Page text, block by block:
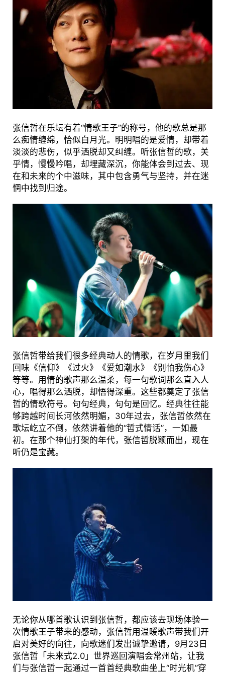
张信哲在乐坛有着“情歌王子”的称号，他的歌总是那
么痴情缠绵，恰似白月光。明明唱的是爱情，却带着
淡淡的悲伤，似乎洒脱却又纠缠。听张信哲的歌，关
乎情，慢慢吟唱，却埋藏深沉，你能体会到过去、现
在和未来的个中滋味，其中包含勇气与坚持，并在迷
惘中找到归途。
张信哲带给我们很多经典动人的情歌，在岁月里我们
回味《信仰》《过火》《爱如潮水》《别怕我伤心》
等等。用情的歌声那么温柔，每一句歌词那么直入人
心，唱得那么洒脱，却悟得深重。这些都奠定了张信
哲的情歌符号。句句经典，句句是回忆。经典往往能
够跨越时间长河依然明媚，30年过去，张信哲依然在
歌坛屹立不倒，依然讲着他的“哲式情话”，一如最
初。在那个神仙打架的年代，张信哲脱颖而出，现在
听仍是宝藏。
无论你从哪首歌认识到张信哲，都应该去现场体验一
次情歌王子带来的感动，张信哲用温暖歌声带我们开
启对美好的向往，向歌迷们发出诚挚邀请，9月23日
张信哲「未来式2.0」世界巡回演唱会常州站，让我
们与张信哲一起通过一首首经典歌曲坐上“时光机”穿